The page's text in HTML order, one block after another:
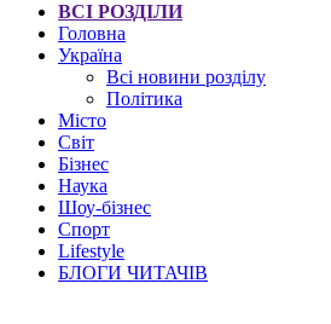
ВСІ РОЗДІЛИ
Головна
Україна
Всі новини розділу
Політика
Місто
Світ
Бізнес
Наука
Шоу-бізнес
Спорт
Lifestyle
БЛОГИ ЧИТАЧІВ